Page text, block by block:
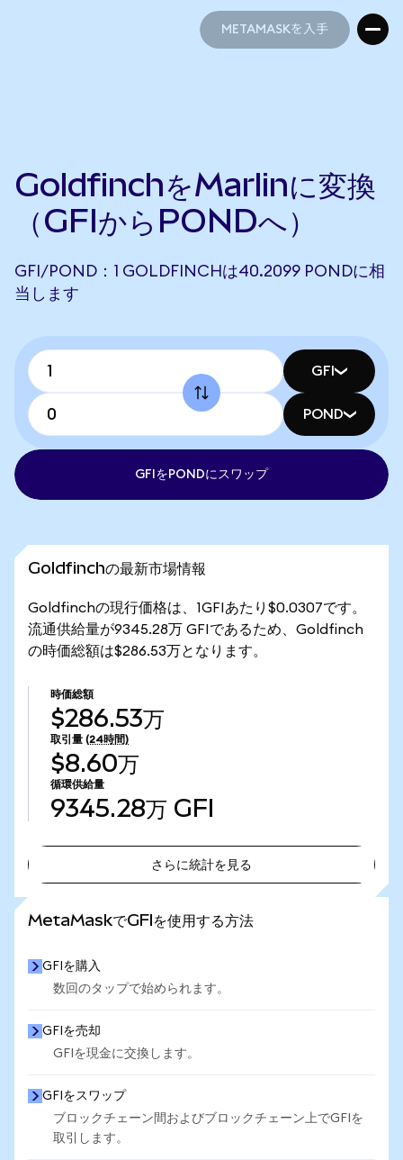
METAMASKを入手
GoldfinchをMarlinに変換
（GFIからPONDへ）
GFI/POND：1 GOLDFINCHは40.2099 PONDに相
当します
GFI
POND
GFIをPONDにスワップ
Goldfinchの最新市場情報
Goldfinchの現行価格は、1GFIあたり$0.0307です。
流通供給量が9345.28万 GFIであるため、Goldfinch
の時価総額は$286.53万となります。
時価総額
$286.53万
取引量 (24時間)
$8.60万
循環供給量
9345.28万 GFI
さらに統計を見る
MetaMaskでGFIを使用する方法
GFIを購入
数回のタップで始められます。
GFIを売却
GFIを現金に交換します。
GFIをスワップ
ブロックチェーン間およびブロックチェーン上でGFIを
取引します。